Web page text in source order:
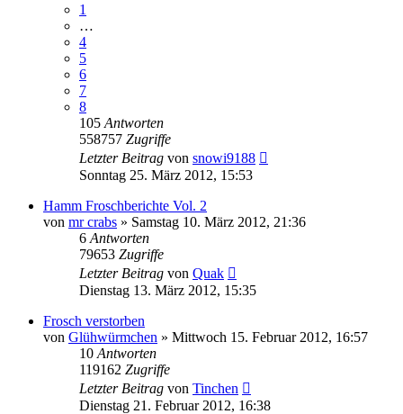
1
…
4
5
6
7
8
105 Antworten
558757 Zugriffe
Letzter Beitrag von snowi9188
Sonntag 25. März 2012, 15:53
Hamm Froschberichte Vol. 2
von mr crabs » Samstag 10. März 2012, 21:36
6 Antworten
79653 Zugriffe
Letzter Beitrag von Quak
Dienstag 13. März 2012, 15:35
Frosch verstorben
von Glühwürmchen » Mittwoch 15. Februar 2012, 16:57
10 Antworten
119162 Zugriffe
Letzter Beitrag von Tinchen
Dienstag 21. Februar 2012, 16:38